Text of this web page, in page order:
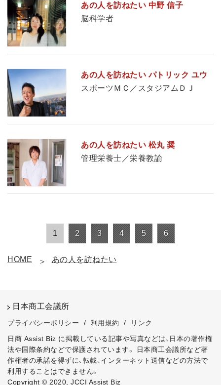
あの人を訪ねたい 中野 信子
脳科学者
あの人を訪ねたい パトリック ユウ
スポーツＭＣ／スタジアムＤＪ
あの人を訪ねたい 松丸 奨
管理栄養士／栄養教諭
1 2 3 4 5 6
HOME あの人を訪ねたい
日本商工会議所
プライバシーポリシー / 利用規約 /
リンク
日商 Assist Biz に掲載している記事や写真などは、日本の著作権
法や国際条約などで保護されています。
日本商工会議所など著
作権者の承諾を得ずに、転載、インターネット送信などの方法で
利用することはできません。
Copyright © 2020, JCCI Assist Biz